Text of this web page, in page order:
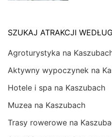
SZUKAJ ATRAKCJI
Agroturystyka na
Aktywny wypoczynek na
Hotele i spa na Kaszubach
Muzea na Kaszubach
Trasy rowerowe na